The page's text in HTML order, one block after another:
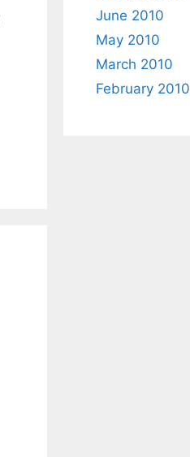
June 2010
May 2010
March 2010
February 2010